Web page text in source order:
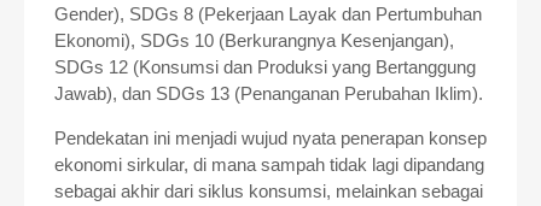
Gender), SDGs 8 (Pekerjaan Layak dan Pertumbuhan
Ekonomi), SDGs 10 (Berkurangnya Kesenjangan),
SDGs 12 (Konsumsi dan Produksi yang Bertanggung
Jawab), dan SDGs 13 (Penanganan Perubahan Iklim).
Pendekatan ini menjadi wujud nyata penerapan konsep
ekonomi sirkular, di mana sampah tidak lagi dipandang
sebagai akhir dari siklus konsumsi, melainkan sebagai